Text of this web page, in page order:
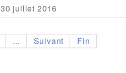
30 juillet 2016
... Suivant Fin